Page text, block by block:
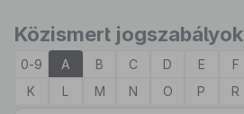
Közismert jogszabályok
0-9 A B C D E F
K
L M N O P R